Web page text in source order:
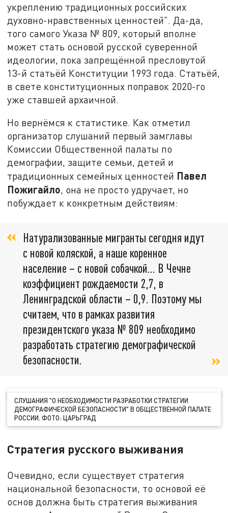
укреплению традиционных российских
духовно-нравственных ценностей". Да-да,
того самого Указа № 809, который вполне
может стать основой русской суверенной
идеологии, пока запрещённой пресловутой
13-й статьёй Конституции 1993 года. Статьёй,
в свете конституционных поправок 2020-го
уже ставшей архаичной.
Но вернёмся к статистике. Как отметил
организатор слушаний первый замглавы
Комиссии Общественной палаты по
демографии, защите семьи, детей и
традиционных семейных ценностей Павел
Пожигайло, она не просто удручает, но
побуждает к конкретным действиям:
Натурализованные мигранты сегодня идут
с новой коляской, а наше коренное
население – с новой собачкой... В Чечне
коэффициент рождаемости 2,7, в
Ленинградской области – 0,9. Поэтому мы
считаем, что в рамках развития
президентского указа № 809 необходимо
разработать стратегию демографической
безопасности.
СЛУШАНИЯ "О НЕОБХОДИМОСТИ РАЗРАБОТКИ СТРАТЕГИИ
ДЕМОГРАФИЧЕСКОЙ БЕЗОПАСНОСТИ" В ОБЩЕСТВЕННОЙ ПАЛАТЕ
РОССИИ. ФОТО: ЦАРЬГРАД
Стратегия русского выживания
Очевидно, если существует стратегия
национальной безопасности, то основой её
основ должна быть стратегия выживания